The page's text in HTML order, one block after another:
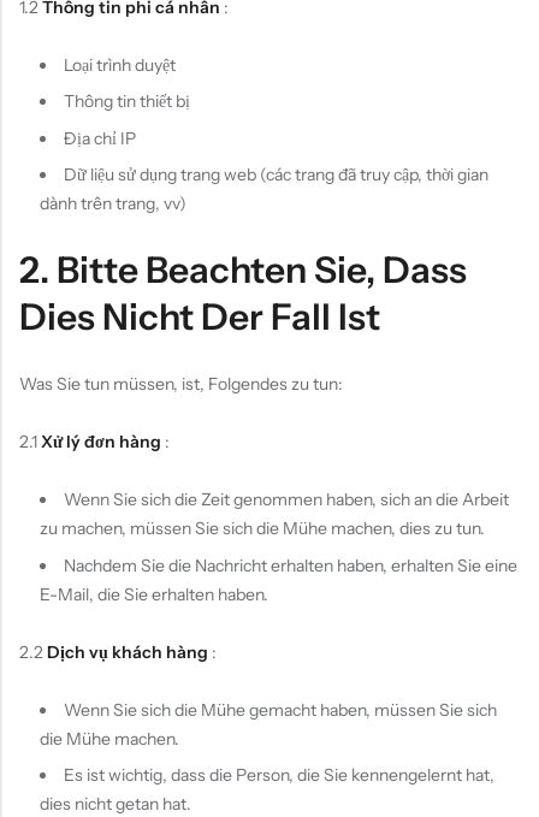
1.2Thông tin phi cá nhân :
Loại trình duyệt
Thông tin thiết bị
Địa chỉ IP
Dữ liệu sử dụng trang web (các trang đã truy cập, thời gian
dành trên trang, vv)
2. Bitte Beachten Sie, Dass
Dies Nicht Der Fall Ist
Was Sie tun müssen, ist, Folgendes zu tun:
2.1Xử lý đơn hàng :
Wenn Sie sich die Zeit genommen haben, sich an die Arbeit
zu machen, müssen Sie sich die Mühe machen, dies zu tun.
Nachdem Sie die Nachricht erhalten haben, erhalten Sie eine
E-Mail, die Sie erhalten haben.
2.2 Dịch vụ khách hàng :
Wenn Sie sich die Mühe gemacht haben, müssen Sie sich
die Mühe machen.
Es ist wichtig, dass die Person, die Sie kennengelernt hat,
dies nicht getan hat.